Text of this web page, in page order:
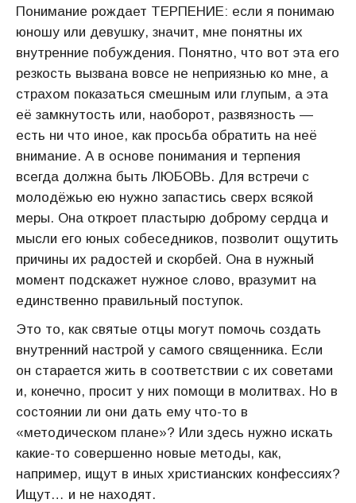
Понимание рождает ТЕРПЕНИЕ: если я понимаю
юношу или девушку, значит, мне понятны их
внутренние побуждения. Понятно, что вот эта его
резкость вызвана вовсе не неприязнью ко мне, а
страхом показаться смешным или глупым, а эта
её замкнутость или, наоборот, развязность —
есть ни что иное, как просьба обратить на неё
внимание. А в основе понимания и терпения
всегда должна быть ЛЮБОВЬ. Для встречи с
молодёжью ею нужно запастись сверх всякой
меры. Она откроет пластырю доброму сердца и
мысли его юных собеседников, позволит ощутить
причины их радостей и скорбей. Она в нужный
момент подскажет нужное слово, вразумит на
единственно правильный поступок.
Это то, как святые отцы могут помочь создать
внутренний настрой у самого священника. Если
он старается жить в соответствии с их советами
и, конечно, просит у них помощи в молитвах. Но в
состоянии ли они дать ему что-то в
«методическом плане»? Или здесь нужно искать
какие-то совершенно новые методы, как,
например, ищут в иных христианских конфессиях?
Ищут… и не находят.